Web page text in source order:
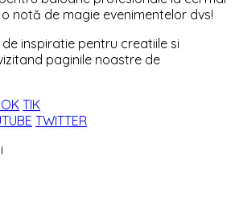
notă de magie evenimentelor dvs!
inspiratie pentru creatiile si
paginile noastre de
TIK
TWITTER